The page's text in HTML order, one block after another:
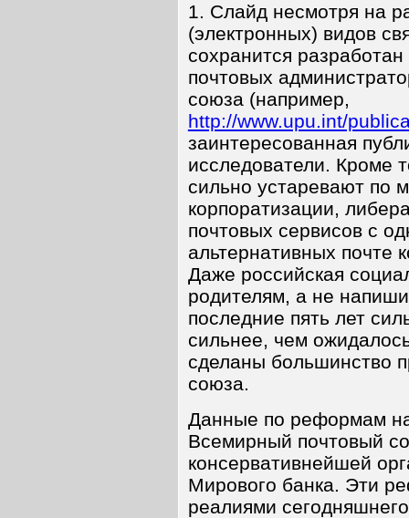
1. Слайд несмотря на
(электронных) видов
сохранится
почтовых
союза (например,
http://www.upu.int/
заинтересованная
исследователи. Кроме
сильно устаревают по
корпоратизации,
почтовых сервисов с
альтернативных почте
Даже российская
родителям, а не
последние пять лет
сильнее, чем
сделаны большинство
союза.
Данные по реформам
Всемирный почтовый
консервативнейшей
Мирового банка. Эти
реалиями